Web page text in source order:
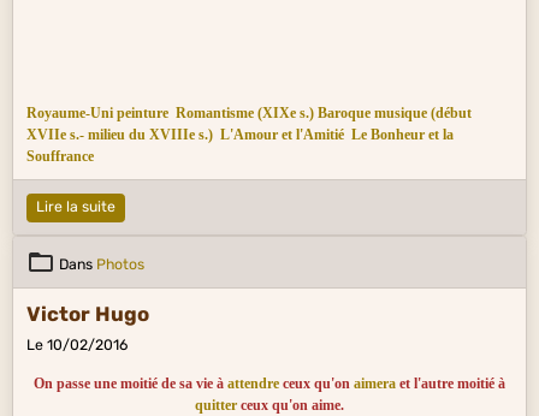
Royaume-Uni peinture Romantisme (XIXe s.) Baroque musique (début
XVIIe s.- milieu du XVIIIe s.) L'Amour et l'Amitié Le Bonheur et la
Souffrance
Lire la suite
Dans Photos
Victor Hugo
Le 10/02/2016
On passe une moitié de sa vie à attendre ceux qu'on aimera et l'autre moitié à
quitter ceux qu'on aime.